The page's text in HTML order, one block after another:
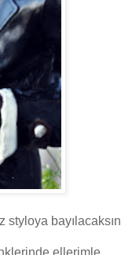
styloya bayılacaksın